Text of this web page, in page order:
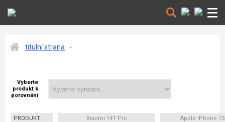
titulní strana
Vyberte
produkt k
porovnání
PRODUKT Xiaomi 14T Pro Apple iPhone